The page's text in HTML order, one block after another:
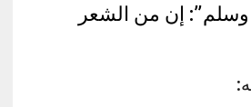
وسلم”: إن من الشعر